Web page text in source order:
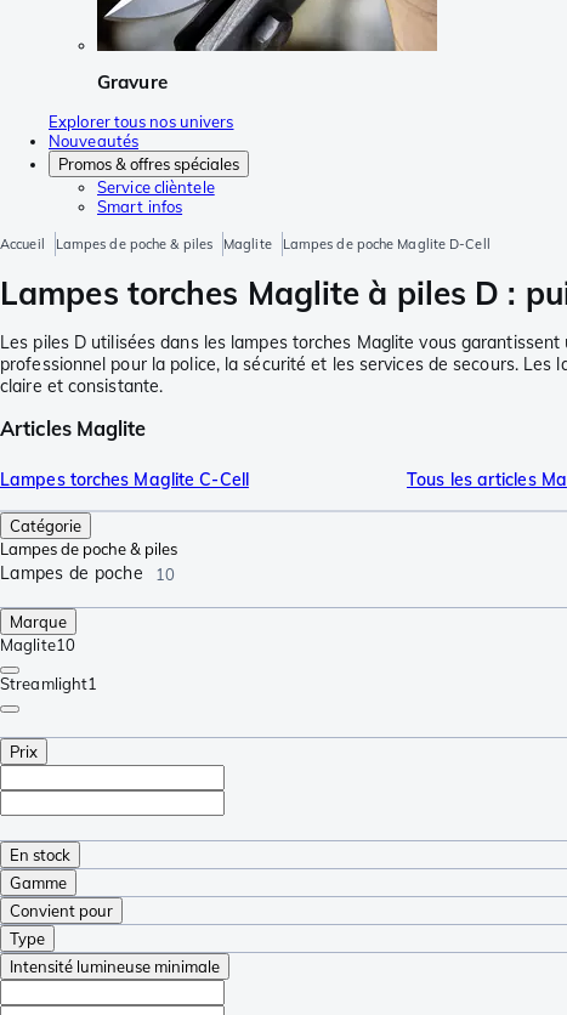
Gravure
Explorer tous nos univers
Nouveautés
Promos & offres spéciales
Service clièntele
Smart infos
Accueil Lampes de poche & piles Maglite Lampes de poche Maglite D-Cell
Lampes torches Maglite à piles D :
Les piles D utilisées dans les lampes torches Maglite vous
professionnel pour la police, la sécurité et les services de secours.
claire et consistante.
Articles Maglite
Lampes torches Maglite C-Cell Tous les articles
Catégorie
Lampes de poche & piles
Lampes de poche 10
Marque
Maglite10
Streamlight1
Prix
En stock
Gamme
Convient pour
Type
Intensité lumineuse minimale